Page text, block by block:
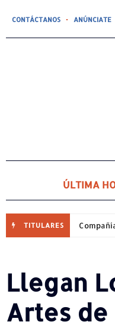
CONTÁCTANOS ANÚNCIATE
ÚLTIMA
TITULARES
Llegan
Artes de